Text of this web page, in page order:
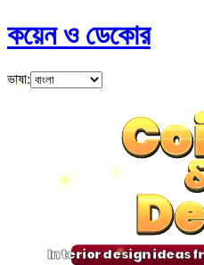
কয়েন ও ডেকোর
ভাষা:
Interior design ideas